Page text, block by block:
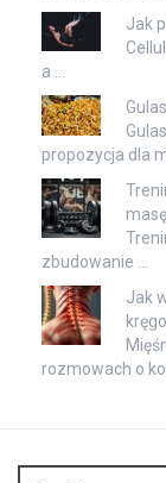
Jak
a …
propozycja dla
zbudowanie …
Jak
rozmowach o